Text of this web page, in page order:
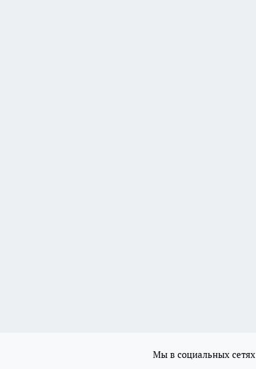
Мы в социальных сетях